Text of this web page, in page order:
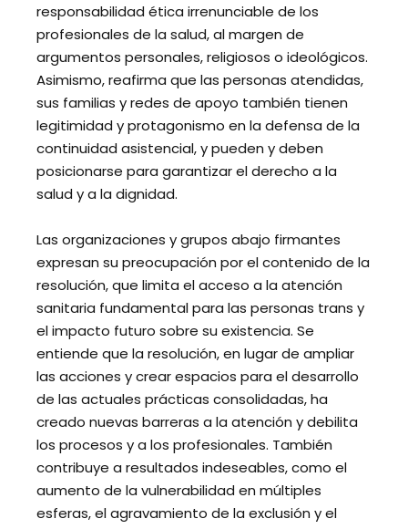
responsabilidad ética irrenunciable de los
profesionales de la salud, al margen de
argumentos personales, religiosos o ideológicos.
Asimismo, reafirma que las personas atendidas,
sus familias y redes de apoyo también tienen
legitimidad y protagonismo en la defensa de la
continuidad asistencial, y pueden y deben
posicionarse para garantizar el derecho a la
salud y a la dignidad.
Las organizaciones y grupos abajo firmantes
expresan su preocupación por el contenido de la
resolución, que limita el acceso a la atención
sanitaria fundamental para las personas trans y
el impacto futuro sobre su existencia. Se
entiende que la resolución, en lugar de ampliar
las acciones y crear espacios para el desarrollo
de las actuales prácticas consolidadas, ha
creado nuevas barreras a la atención y debilita
los procesos y a los profesionales. También
contribuye a resultados indeseables, como el
aumento de la vulnerabilidad en múltiples
esferas, el agravamiento de la exclusión y el